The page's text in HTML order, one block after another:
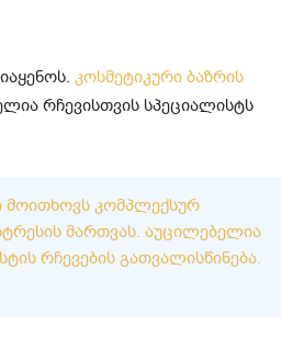
კოსმეტიკური ბაზრის
რჩევისთვის სპეციალისტს
ᲛᲝᲘᲗᲮᲝᲕᲡ ᲙᲝᲛᲞᲚᲔᲥᲡᲣᲠ
ᲛᲐᲠᲗᲕᲐᲡ. ᲐᲣᲪᲘᲚᲔᲑᲔᲚᲘᲐ
ᲠᲩᲔᲕᲔᲑᲘᲡ ᲒᲐᲗᲕᲐᲚᲘᲡᲬᲘᲜᲔᲑᲐ.